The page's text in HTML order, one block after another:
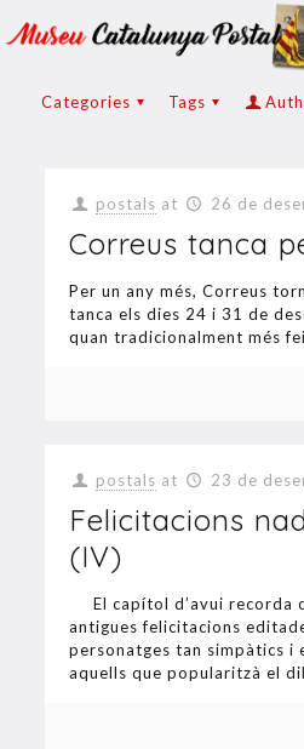
Categories Tags
postals at 26 de
Correus tanca
Per un any més, Correus
tanca els dies 24 i 31 de
quan tradicionalment més
postals at 23 de
Felicitacions
(IV)
El capítol d’avui recorda
antigues felicitacions
personatges tan simpàtics i
aquells que popularitzà el